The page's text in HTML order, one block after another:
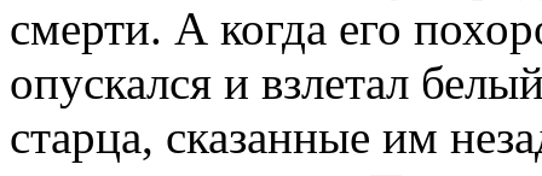
смерти. А когда его
опускался и взлетал
старца, сказанные им